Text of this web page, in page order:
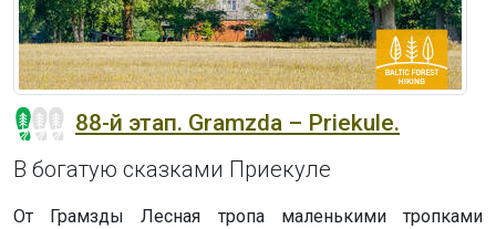
88-й этап. Gramzda – Priekule.
В богатую сказками Приекуле
От Грамзды Лесная тропа маленькими тропками